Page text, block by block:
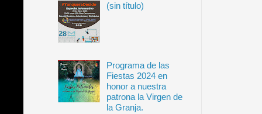
(sin título)
Programa de las
Fiestas 2024 en
honor a nuestra
patrona la Virgen de
la Granja.